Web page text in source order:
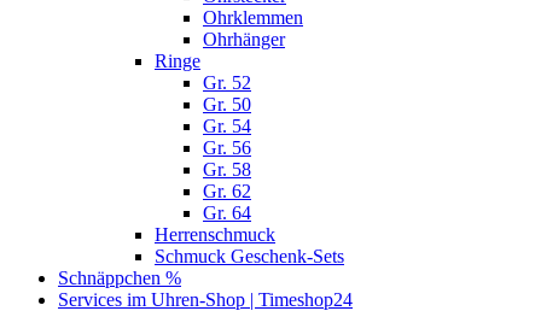
Ohrklemmen
Ohrhänger
Ringe
Gr. 52
Gr. 50
Gr. 54
Gr. 56
Gr. 58
Gr. 62
Gr. 64
Herrenschmuck
Schmuck Geschenk-Sets
Schnäppchen %
Services im Uhren-Shop | Timeshop24